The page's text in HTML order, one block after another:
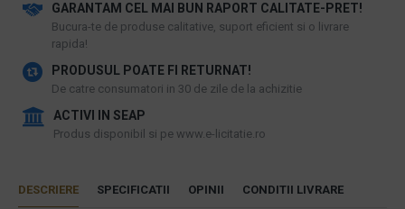
GARANTAM CEL MAI BUN RAPORT CALITATE-PRET!
​Bucura-te de produse calitative, suport eficient si o livrare
rapida!
PRODUSUL POATE FI RETURNAT!
De catre consumatori in 30 de zile de la achizitie
ACTIVI IN SEAP
Produs disponibil si pe www.e-licitatie.ro
DESCRIERE SPECIFICATII OPINII CONDITII LIVRARE